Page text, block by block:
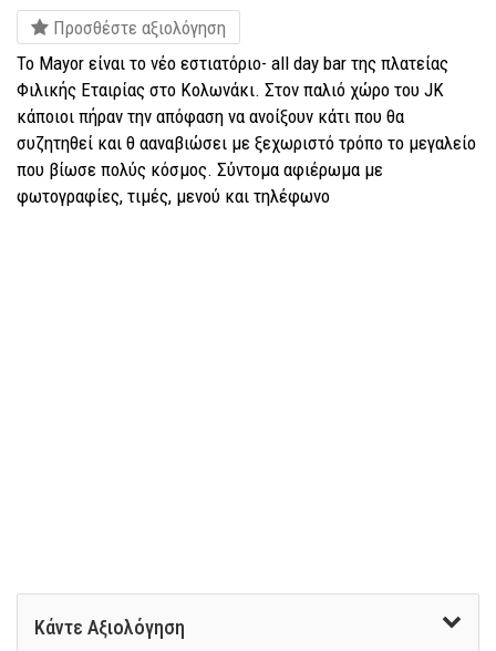
Προσθέστε αξιολόγηση
Το Mayor είναι το νέο εστιατόριο- all day bar της πλατείας
Φιλικής Εταιρίας στο Κολωνάκι. Στον παλιό χώρο του JK
κάποιοι πήραν την απόφαση να ανοίξουν κάτι που θα
συζητηθεί και θ ααναβιώσει με ξεχωριστό τρόπο το μεγαλείο
που βίωσε πολύς κόσμος. Σύντομα αφιέρωμα με
φωτογραφίες, τιμές, μενού και τηλέφωνο
Κάντε Αξιολόγηση